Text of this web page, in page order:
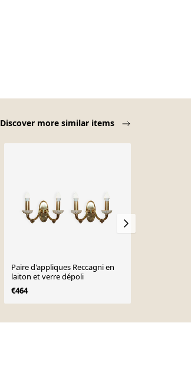
Discover more similar items
Paire d'appliques Reccagni en
laiton et verre dépoli
€464